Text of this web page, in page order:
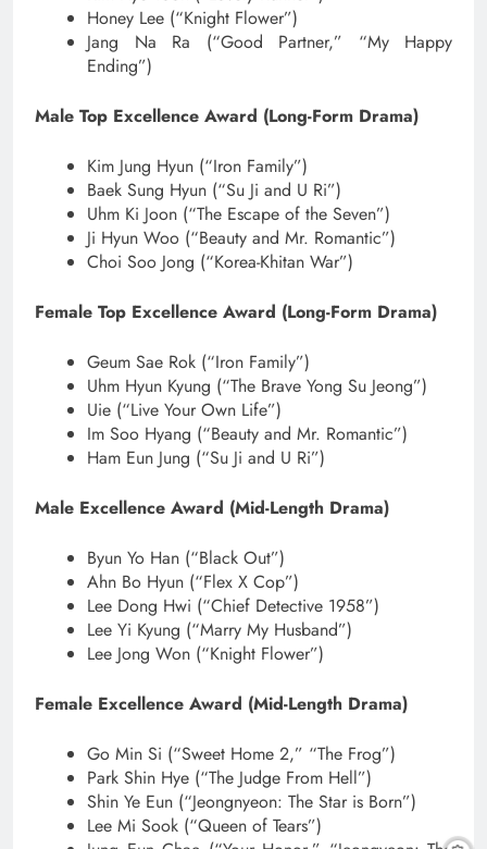
Honey Lee (“Knight Flower”)
Jang Na Ra (“Good Partner,” “My Happy
Ending”)
Male Top Excellence Award (Long-Form Drama)
Kim Jung Hyun (“Iron Family”)
Baek Sung Hyun (“Su Ji and U Ri”)
Uhm Ki Joon (“The Escape of the Seven”)
Ji Hyun Woo (“Beauty and Mr. Romantic”)
Choi Soo Jong (“Korea-Khitan War”)
Female Top Excellence Award (Long-Form Drama)
Geum Sae Rok (“Iron Family”)
Uhm Hyun Kyung (“The Brave Yong Su Jeong”)
Uie (“Live Your Own Life”)
Im Soo Hyang (“Beauty and Mr. Romantic”)
Ham Eun Jung (“Su Ji and U Ri”)
Male Excellence Award (Mid-Length Drama)
Byun Yo Han (“Black Out”)
Ahn Bo Hyun (“Flex X Cop”)
Lee Dong Hwi (“Chief Detective 1958”)
Lee Yi Kyung (“Marry My Husband”)
Lee Jong Won (“Knight Flower”)
Female Excellence Award (Mid-Length Drama)
Go Min Si (“Sweet Home 2,” “The Frog”)
Park Shin Hye (“The Judge From Hell”)
Shin Ye Eun (“Jeongnyeon: The Star is Born”)
Lee Mi Sook (“Queen of Tears”)